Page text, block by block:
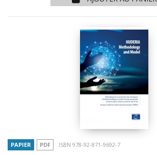
PAPIER PDF ISBN 978-92-871-9692-7